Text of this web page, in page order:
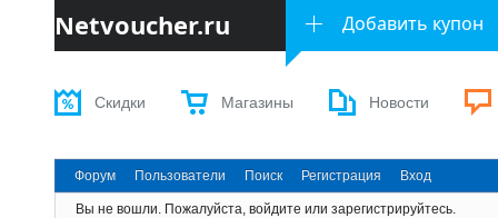
Netvoucher.ru Добавить купон
Скидки Магазины Новости
Форум Пользователи Поиск Регистрация Вход
Вы не вошли. Пожалуйста, войдите или зарегистрируйтесь.